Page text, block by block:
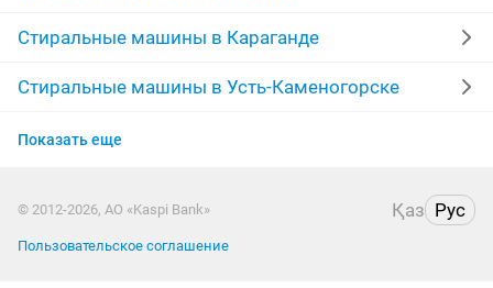
lg ремонт мастер по ремонту стиральной машины
ремонт посудомоечных машина запчасти
запчасти стиральной машины
Стиральные машины в Караганде
Стиральные машины в Усть-Каменогорске
Стиральные машины в Актобе
Стиральные машины в Костанае
Показать еще
© 2012-2026, АО «Kaspi Bank» Қаз Рус
Пользовательское соглашение